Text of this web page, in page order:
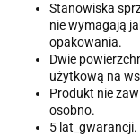
Stanowiska
nie wymagają
opakowania.
Dwie
użytkową na
Produkt nie
osobno.
5 lat_gwarancji.